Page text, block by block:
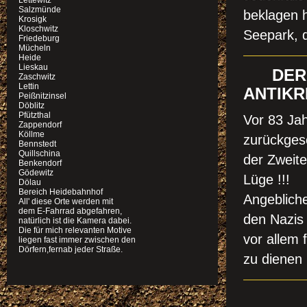
beklagen
Seepark,
DER
Vor 83
der
Lüge !!!
den
vor allem
zu
Salzmünde
Krosigk
Kloschwitz
Friedeburg
Mücheln
Heide
Lieskau
Zaschwitz
Lettin
Peißnitzinsel
Döblitz
Pfützthal
Zappendorf
Köllme
Bennstedt
Quillschina
Benkendorf
Gödewitz
Dölau
Bereich Heidebahnhof
All' diese Orte werden mit
dem E-Fahrrad abgefahren,
natürlich ist die Kamera dabei.
Die für mich relevanten Motive
liegen fast immer zwischen den
Dörfern,fernab jeder Straße.